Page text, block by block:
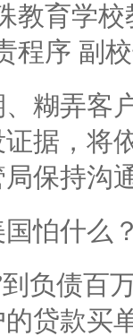
教育学
程序 副
糊弄客
据，将
保持沟
怕什么
负债百
贷款买